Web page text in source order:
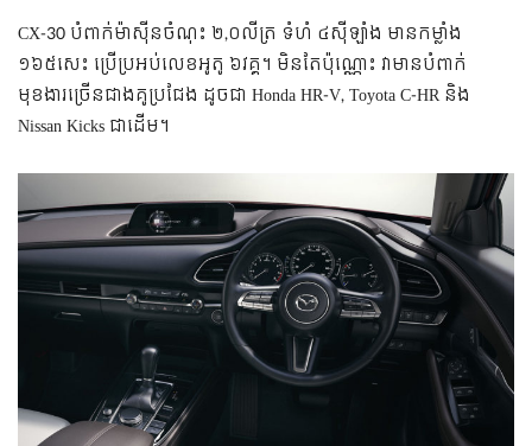
CX-30 បំពាក់ម៉ាស៊ីនចំណុះ ២,០លីត្រ ទំហំ ៤ស៊ីឡាំង មានកម្លាំង
១៦៥សេះ ប្រើប្រអប់លេខអូតូ ៦វគ្គ។ មិនតែប៉ុណ្ណោះ វាមានបំពាក់
មុខងារច្រើនជាងគូប្រជែង ដូចជា Honda HR-V, Toyota C-HR និង
Nissan Kicks ជាដើម។